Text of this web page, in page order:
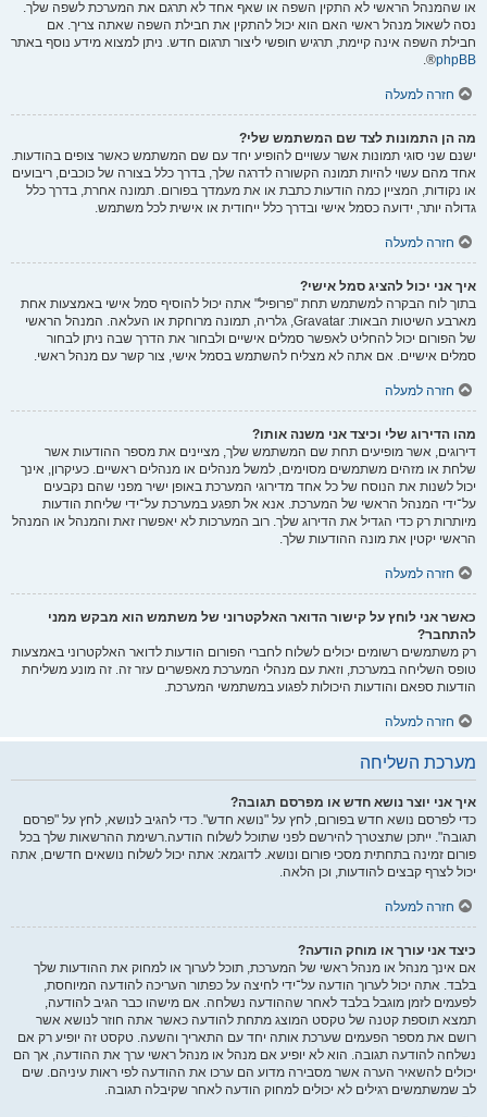
או שהמנהל הראשי לא התקין השפה או שאף אחד לא תרגם את המערכת לשפה שלך.
נסה לשאול מנהל ראשי האם הוא יכול להתקין את חבילת השפה שאתה צריך. אם
חבילת השפה אינה קיימת, תרגיש חופשי ליצור תרגום חדש. ניתן למצוא מידע נוסף באתר
phpBB
®.
חזרה למעלה
מה הן התמונות לצד שם המשתמש שלי?
ישנם שני סוגי תמונות אשר עשויים להופיע יחד עם שם המשתמש כאשר צופים בהודעות.
אחד מהם עשוי להיות תמונה הקשורה לדרגה שלך, בדרך כלל בצורה של כוכבים, ריבועים
או נקודות, המציין כמה הודעות כתבת או את מעמדך בפורום. תמונה אחרת, בדרך כלל
גדולה יותר, ידועה כסמל אישי ובדרך כלל ייחודית או אישית לכל משתמש.
חזרה למעלה
איך אני יכול להציג סמל אישי?
בתוך לוח הבקרה למשתמש תחת "פרופיל" אתה יכול להוסיף סמל אישי באמצעות אחת
מארבע השיטות הבאות: Gravatar, גלריה, תמונה מרוחקת או העלאה. המנהל הראשי
של הפורום יכול להחליט לאפשר סמלים אישיים ולבחור את הדרך שבה ניתן לבחור
סמלים אישיים. אם אתה לא מצליח להשתמש בסמל אישי, צור קשר עם מנהל ראשי.
חזרה למעלה
מהו הדירוג שלי וכיצד אני משנה אותו?
דירוגים, אשר מופיעים תחת שם המשתמש שלך, מציינים את מספר ההודעות אשר
שלחת או מזהים משתמשים מסוימים, למשל מנהלים או מנהלים ראשיים. כעיקרון, אינך
יכול לשנות את הנוסח של כל אחד מדירוגי המערכת באופן ישיר מפני שהם נקבעים
על־ידי המנהל הראשי של המערכת. אנא אל תפגע במערכת על־ידי שליחת הודעות
מיותרות רק כדי הגדיל את הדירוג שלך. רוב המערכות לא יאפשרו זאת והמנהל או המנהל
הראשי יקטין את מונה ההודעות שלך.
חזרה למעלה
כאשר אני לוחץ על קישור הדואר האלקטרוני של משתמש הוא מבקש ממני
להתחבר?
רק משתמשים רשומים יכולים לשלוח לחברי הפורום הודעות לדואר האלקטרוני באמצעות
טופס השליחה במערכת, וזאת עם מנהלי המערכת מאפשרים עזר זה. זה מונע משליחת
הודעות ספאם והודעות היכולות לפגוע במשתמשי המערכת.
חזרה למעלה
מערכת השליחה
איך אני יוצר נושא חדש או מפרסם תגובה?
כדי לפרסם נושא חדש בפורום, לחץ על "נושא חדש". כדי להגיב לנושא, לחץ על "פרסם
תגובה". ייתכן שתצטרך להירשם לפני שתוכל לשלוח הודעה.רשימת ההרשאות שלך בכל
פורום זמינה בתחתית מסכי פורום ונושא. לדוגמא: אתה יכול לשלוח נושאים חדשים, אתה
יכול לצרף קבצים להודעות, וכן הלאה.
חזרה למעלה
כיצד אני עורך או מוחק הודעה?
אם אינך מנהל או מנהל ראשי של המערכת, תוכל לערוך או למחוק את ההודעות שלך
בלבד. אתה יכול לערוך הודעה על־ידי לחיצה על כפתור העריכה להודעה המיוחסת,
לפעמים לזמן מוגבל בלבד לאחר שההודעה נשלחה. אם מישהו כבר הגיב להודעה,
תמצא תוספת קטנה של טקסט המוצג מתחת להודעה כאשר אתה חוזר לנושא אשר
רושם את מספר הפעמים שערכת אותה יחד עם התאריך והשעה. טקסט זה יופיע רק אם
נשלחה להודעה תגובה. הוא לא יופיע אם מנהל או מנהל ראשי ערך את ההודעה, אך הם
יכולים להשאיר הערה אשר מסבירה מדוע הם ערכו את ההודעה לפי ראות עיניהם. שים
לב שמשתמשים רגילים לא יכולים למחוק הודעה לאחר שקיבלה תגובה.